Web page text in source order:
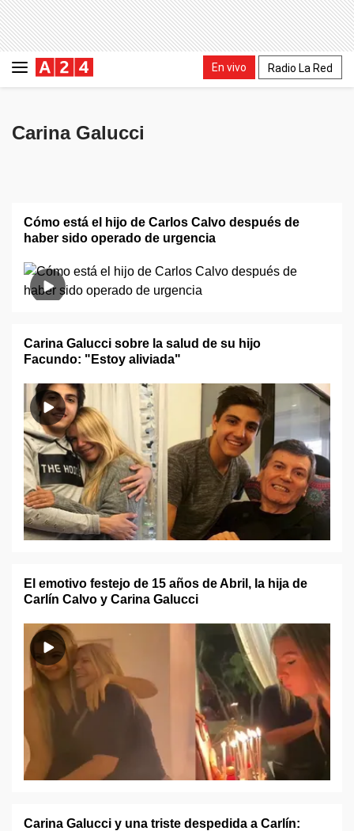
En vivo Radio La Red
Carina Galucci
Cómo está el hijo de Carlos Calvo después de
haber sido operado de urgencia
Carina Galucci sobre la salud de su hijo
Facundo: "Estoy aliviada"
El emotivo festejo de 15 años de Abril, la hija de
Carlín Calvo y Carina Galucci
Carina Galucci y una triste despedida a Carlín: